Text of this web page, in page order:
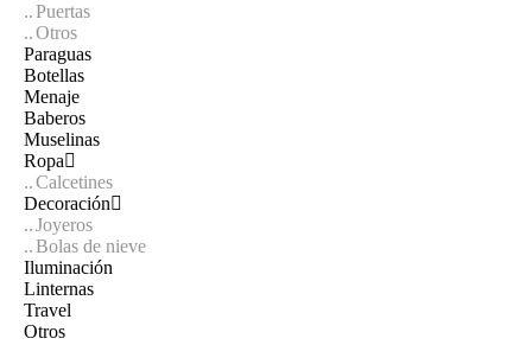
Puertas
Otros
Paraguas
Botellas
Menaje
Baberos
Muselinas
Ropa
Calcetines
Decoración
Joyeros
Bolas de nieve
Iluminación
Linternas
Travel
Otros